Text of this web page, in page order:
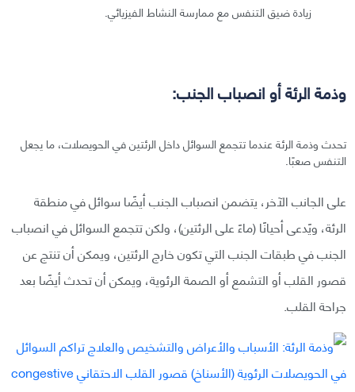
زيادة ضيق التنفس مع ممارسة النشاط الفيزيائي.
وذمة الرئة أو انصباب الجنب:
تحدث وذمة الرئة عندما تتجمع السوائل داخل الرئتين في الحويصلات، ما يجعل
التنفس صعبًا.
على الجانب الآخر، يتضمن انصباب الجنب أيضًا سوائل في منطقة
الرئة، ويًدعى أحيانًا (ماءً على الرئتين)، ولكن تتجمع السوائل في انصباب
الجنب في طبقات الجنب التي تكون خارج الرئتين، ويمكن أن تنتج عن
قصور القلب أو التشمع أو الصمة الرئوية، ويمكن أن تحدث أيضًا بعد
جراحة القلب.